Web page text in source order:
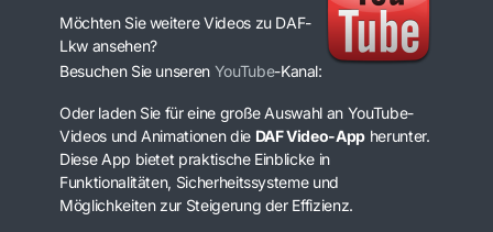
Möchten Sie weitere Videos zu DAF-
Lkw ansehen?
Besuchen Sie unseren YouTube-Kanal:
Oder laden Sie für eine große Auswahl an YouTube-
Videos und Animationen die DAF Video-App herunter.
Diese App bietet praktische Einblicke in
Funktionalitäten, Sicherheitssysteme und
Möglichkeiten zur Steigerung der Effizienz.